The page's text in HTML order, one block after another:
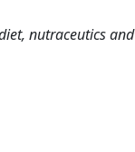
nutraceutics and